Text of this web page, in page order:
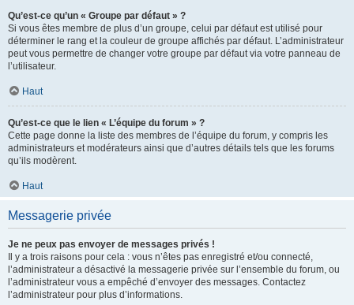
Qu’est-ce qu’un « Groupe par défaut » ?
Si vous êtes membre de plus d’un groupe, celui par défaut est utilisé pour
déterminer le rang et la couleur de groupe affichés par défaut. L’administrateur
peut vous permettre de changer votre groupe par défaut via votre panneau de
l’utilisateur.
Haut
Qu’est-ce que le lien « L’équipe du forum » ?
Cette page donne la liste des membres de l’équipe du forum, y compris les
administrateurs et modérateurs ainsi que d’autres détails tels que les forums
qu’ils modèrent.
Haut
Messagerie privée
Je ne peux pas envoyer de messages privés !
Il y a trois raisons pour cela : vous n’êtes pas enregistré et/ou connecté,
l’administrateur a désactivé la messagerie privée sur l’ensemble du forum, ou
l’administrateur vous a empêché d’envoyer des messages. Contactez
l’administrateur pour plus d’informations.